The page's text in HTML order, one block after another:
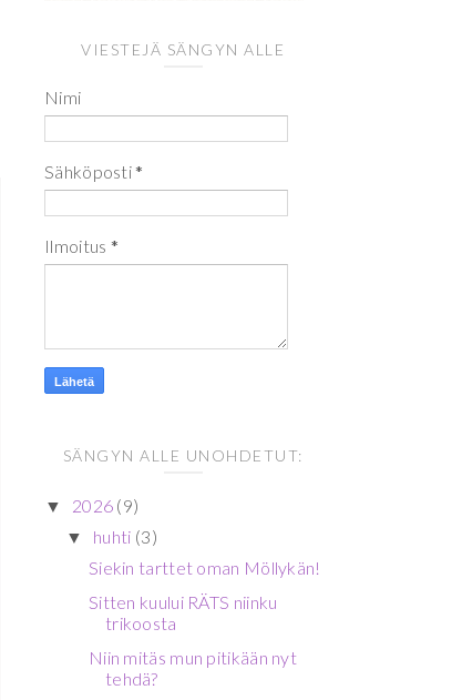
VIESTEJÄ SÄNGYN ALLE
Nimi
Sähköposti*
Ilmoitus *
SÄNGYN ALLE UNOHDETUT:
▼ 2026 (9)
▼ huhti (3)
Siekin tarttet oman Möllykän!
Sitten kuului RÄTS niinku
trikoosta
Niin mitäs mun pitikään nyt
tehdä?